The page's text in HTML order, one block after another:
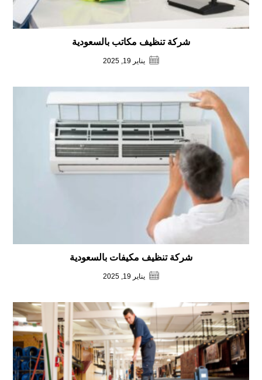
شركة تنظيف مكاتب بالسعودية
يناير 19, 2025
شركة تنظيف مكيفات بالسعودية
يناير 19, 2025